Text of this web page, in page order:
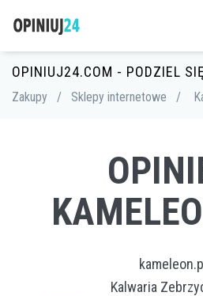
OPINIUJ24.COM - PODZIEL
Zakupy / Sklepy internetowe /
Kalwaria